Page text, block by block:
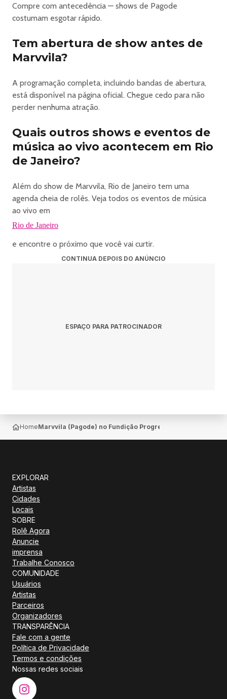
Compre com antecedência — shows de Pagode
costumam esgotar rápido.
Tem abertura de show antes de
Marvvila?
A programação completa, incluindo bandas de abertura,
está disponível na página oficial. Chegue cedo para não
perder nenhuma atração.
Quais outros shows e eventos de
música ao vivo acontecem em Rio
de Janeiro?
Além do show de Marvvila, Rio de Janeiro tem uma
agenda cheia de rolês. Veja todos os eventos de música
ao vivo em
Rio de Janeiro
e encontre o próximo que você vai curtir.
CONTINUA DEPOIS DO ANÚNCIO
ESPAÇO PARA PATROCINADOR
HomeMarvvila (Pagode) no Fundição Progresso — Centro
EXPLORAR
Artistas
Cidades
Locais
SOBRE
Rolê Agora
Anuncie
imprensa
Trabalhe Conosco
COMUNIDADE
Usuários
Artistas
Parceiros
Organizadores
TRANSPARÊNCIA
Fale com a gente
Política de Privacidade
Termos e condições
Nossas redes sociais